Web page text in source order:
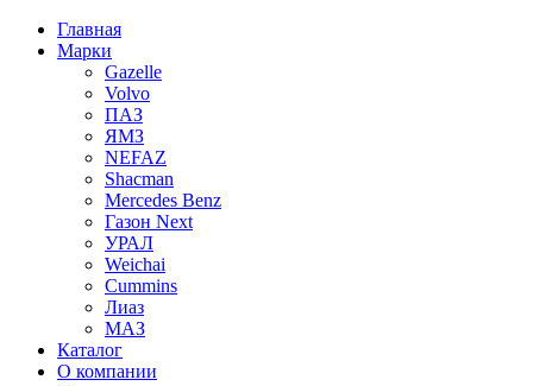
Главная
Марки
Gazelle
Volvo
ПАЗ
ЯМЗ
NEFAZ
Shacman
Mercedes Benz
Газон Next
УРАЛ
Weichai
Cummins
Лиаз
МАЗ
Каталог
О компании